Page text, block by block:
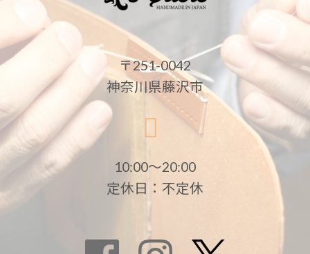
〒251-0042
神奈川県藤沢市
10:00〜20:00
定休日：不定休